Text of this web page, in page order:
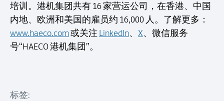
培训。港机集团共有 16 家营运公司，在香港、中国
内地、欧洲和美国的雇员约 16,000 人。了解更多：
www.haeco.com或关注 LinkedIn、 X、微信服务
号“HAECO 港机集团”。
标签: